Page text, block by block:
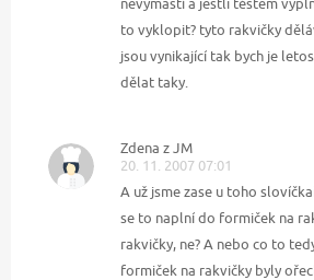
to vyklopit? tyto rakvičky
jsou vynikající tak bych je
dělat taky.
Zdena z JM
20. 11. 2007 07:01
A už jsme zase u toho
se to naplní do formiček na
rakvičky, ne? A nebo co to
formiček na rakvičky byly